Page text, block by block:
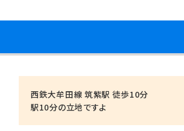
西鉄大牟田線 筑紫駅 徒歩10分
駅10分の立地ですよ